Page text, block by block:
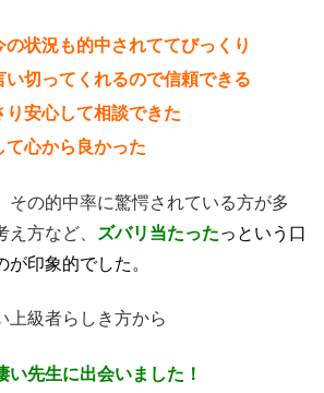
状況も的中されててびっくり
い切ってくれるので信頼できる
り安心して相談できた
て心から良かった
その的中率に驚愕されている方が多
え方など、
ズバリ当たったっという口
印象的でした。
上級者らしき方から
い先生に出会いました！